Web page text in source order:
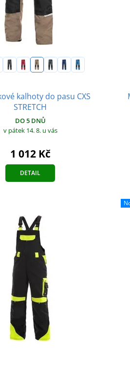
kalhoty do pasu CXS
STRETCH
DO 5 DNŮ
v pátek 14. 8. u vás
1 012 Kč
DETAIL